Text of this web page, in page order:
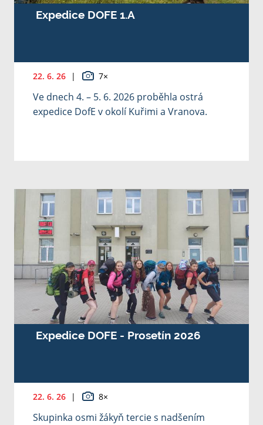
Expedice DOFE 1.A
22. 6. 26 | 7×
Ve dnech 4. – 5. 6. 2026 proběhla ostrá
expedice DofE v okolí Kuřimi a Vranova.
Expedice DOFE - Prosetín 2026
22. 6. 26 | 8×
Skupinka osmi žákyň tercie s nadšením